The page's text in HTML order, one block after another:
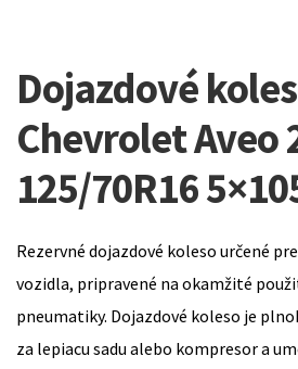
Dojazdové
Chevrolet Aveo
125/70R16
Rezervné dojazdové koleso určené
vozidla, pripravené na okamžité
pneumatiky. Dojazdové koleso je
za lepiacu sadu alebo kompresor a